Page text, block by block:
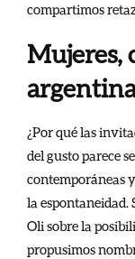
compartimos
Mujeres,
¿Por qué las
del gusto parece
contemporáneas
la espontaneidad.
Oli sobre la
propusimos